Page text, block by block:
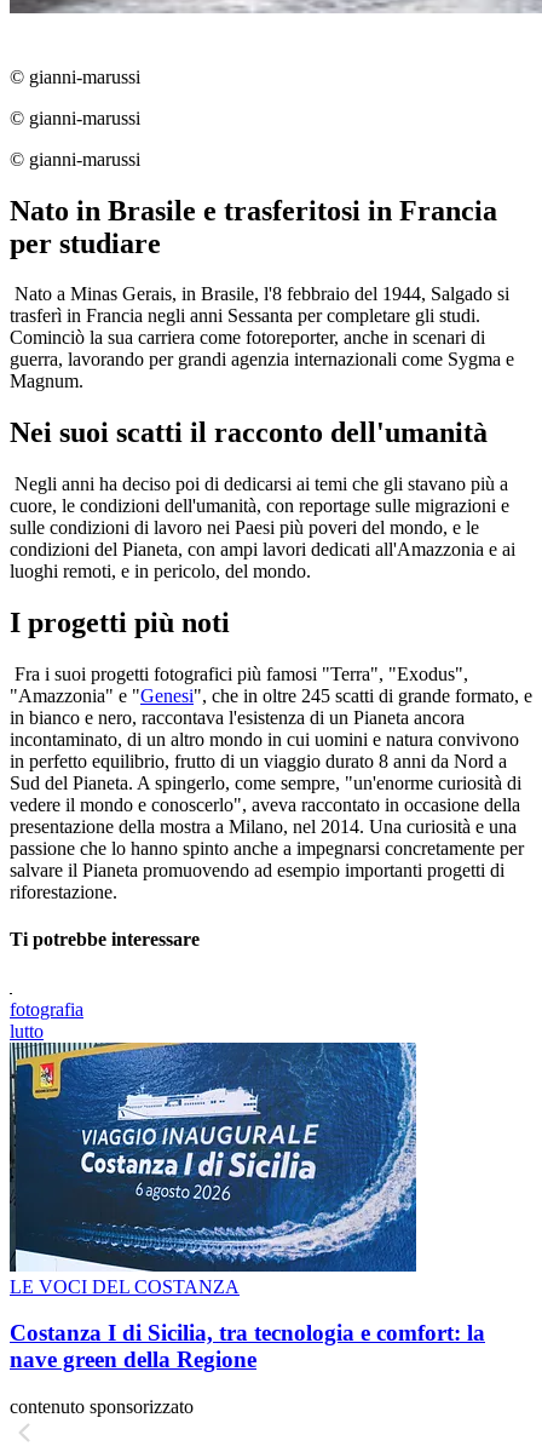
© gianni-marussi
© gianni-marussi
© gianni-marussi
Nato in Brasile e trasferitosi in Francia
per studiare
Nato a Minas Gerais, in Brasile, l'8 febbraio del 1944, Salgado si
trasferì in Francia negli anni Sessanta per completare gli studi.
Cominciò la sua carriera come fotoreporter, anche in scenari di
guerra, lavorando per grandi agenzia internazionali come Sygma e
Magnum.
Nei suoi scatti il racconto dell'umanità
Negli anni ha deciso poi di dedicarsi ai temi che gli stavano più a
cuore, le condizioni dell'umanità, con reportage sulle migrazioni e
sulle condizioni di lavoro nei Paesi più poveri del mondo, e le
condizioni del Pianeta, con ampi lavori dedicati all'Amazzonia e ai
luoghi remoti, e in pericolo, del mondo.
I progetti più noti
Fra i suoi progetti fotografici più famosi "Terra", "Exodus",
"Amazzonia" e "Genesi", che in oltre 245 scatti di grande formato, e
in bianco e nero, raccontava l'esistenza di un Pianeta ancora
incontaminato, di un altro mondo in cui uomini e natura convivono
in perfetto equilibrio, frutto di un viaggio durato 8 anni da Nord a
Sud del Pianeta. A spingerlo, come sempre, "un'enorme curiosità di
vedere il mondo e conoscerlo", aveva raccontato in occasione della
presentazione della mostra a Milano, nel 2014. Una curiosità e una
passione che lo hanno spinto anche a impegnarsi concretamente per
salvare il Pianeta promuovendo ad esempio importanti progetti di
riforestazione.
Ti potrebbe interessare
fotografia
lutto
LE VOCI DEL COSTANZA
Costanza I di Sicilia, tra tecnologia e comfort: la
nave green della Regione
contenuto sponsorizzato